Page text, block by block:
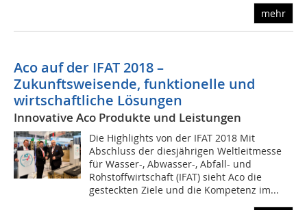
mehr
Aco auf der IFAT 2018 –
Zukunftsweisende, funktionelle und
wirtschaftliche Lösungen
Innovative Aco Produkte und Leistungen
Die Highlights von der IFAT 2018 Mit
Abschluss der diesjährigen Weltleitmesse
für Wasser-, Abwasser-, Abfall- und
Rohstoffwirtschaft (IFAT) sieht Aco die
gesteckten Ziele und die Kompetenz im...